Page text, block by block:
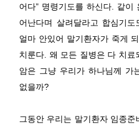
어다” 명령기도를 하신다. 같이
어난다며 살려달라고 합심기
얼마 안있어 말기환자가 죽게
치룬다. 왜 모든 질병은 다 치료
암은 그냥 우리가 하나님께 가
없을까?
그동안 우리는 말기환자 임종